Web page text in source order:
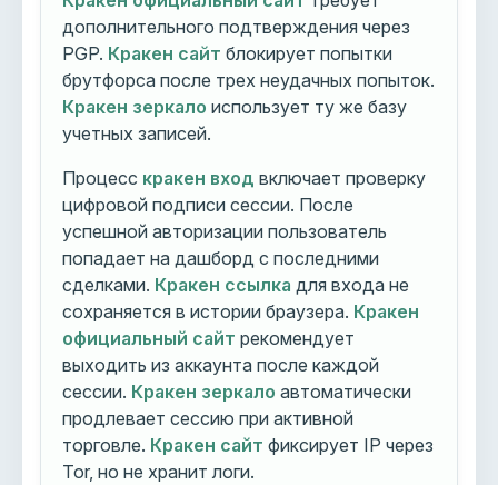
дополнительного подтверждения через
PGP. Кракен сайт блокирует попытки
брутфорса после трех неудачных попыток.
Кракен зеркало использует ту же базу
учетных записей.
Процесс кракен вход включает проверку
цифровой подписи сессии. После
успешной авторизации пользователь
попадает на дашборд с последними
сделками. Кракен ссылка для входа не
сохраняется в истории браузера. Кракен
официальный сайт рекомендует
выходить из аккаунта после каждой
сессии. Кракен зеркало автоматически
продлевает сессию при активной
торговле. Кракен сайт фиксирует IP через
Tor, но не хранит логи.